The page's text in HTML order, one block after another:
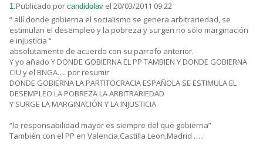
1.Publicado por candidolav el 20/03/2011 09:22
“ allí donde gobierna el socialismo se genera arbitrariedad, se
estimulan el desempleo y la pobreza y surgen no sólo marginación
e injusticia “
absolutamente de acuerdo con su parrafo anterior.
Y yo añado Y DONDE GOBIERNA EL PP TAMBIEN Y DONDE GOBIERNA
CIU y el BNGA…. por resumir
DONDE GOBIERNA LA PARTITOCRACIA ESPAÑOLA SE ESTIMULA EL
DESEMPLEO LA POBREZA LA ARBITRARIEDAD
Y SURGE LA MARGINACIÓN Y LA INJUSTICIA
“la responsabilidad mayor es siempre del que gobierna”
También con el PP en Valencia,Castilla Leon,Madrid …..